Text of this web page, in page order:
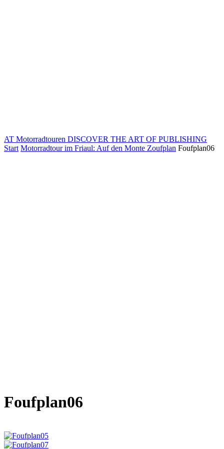
AT Motorradtouren DISCOVER THE ART OF PUBLISHING
Start Motorradtour im Friaul: Auf den Monte Zoufplan Foufplan06
Foufplan06